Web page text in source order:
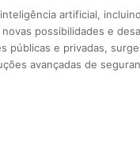
artificial,
possibilidades e
públicas e privadas,
avançadas de